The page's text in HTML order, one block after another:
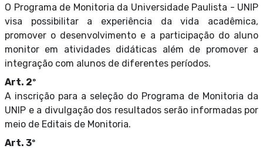
O Programa de Monitoria da Universidade Paulista - UNIP
visa possibilitar a experiência da vida acadêmica,
promover o desenvolvimento e a participação do aluno
monitor em atividades didáticas além de promover a
integração com alunos de diferentes períodos.
Art. 2º
A inscrição para a seleção do Programa de Monitoria da
UNIP e a divulgação dos resultados serão informadas por
meio de Editais de Monitoria.
Art. 3º